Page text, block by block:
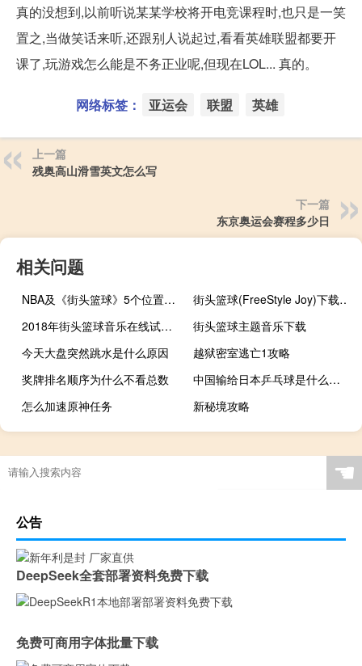
真的没想到,以前听说某某学校将开电竞课程时,也只是一笑
置之,当做笑话来听,还跟别人说起过,看看英雄联盟都要开
课了,玩游戏怎么能是不务正业呢,但现在LOL... 真的。
网络标签： 亚运会 联盟 英雄
上一篇
残奥高山滑雪英文怎么写
下一篇
东京奥运会赛程多少日
相关问题
NBA及《街头篮球》5个位置的详细介绍
街头篮球(FreeStyle Joy)下载(电脑、安卓和IOS所有版本)
2018年街头篮球音乐在线试听及下载
街头篮球主题音乐下载
今天大盘突然跳水是什么原因
越狱密室逃亡1攻略
奖牌排名顺序为什么不看总数
中国输给日本乒乓球是什么时候
怎么加速原神任务
新秘境攻略
奥运奖牌有编号吗
2002年世界杯纪念册多少钱
足球界外球直接进球应该怎么判罚
奥运会开幕式中国几分几秒 ☚
公告
DeepSeek全套部署资料免费下载
免费可商用字体批量下载